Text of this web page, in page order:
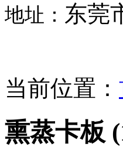
地址： 东莞
当前位置：
熏蒸卡板